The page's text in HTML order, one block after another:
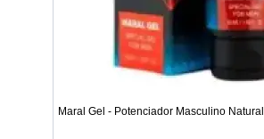
Maral Gel - Potenciador Masculino Natural